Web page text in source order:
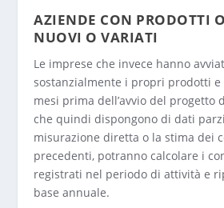
AZIENDE CON PRODOTTI O
NUOVI O VARIATI
Le imprese che invece hanno
sostanzialmente i propri prodotti e
mesi prima dell’avvio del progetto
che quindi dispongono di dati
misurazione diretta o la stima dei
precedenti, potranno calcolare i
registrati nel periodo di attività e
base annuale.